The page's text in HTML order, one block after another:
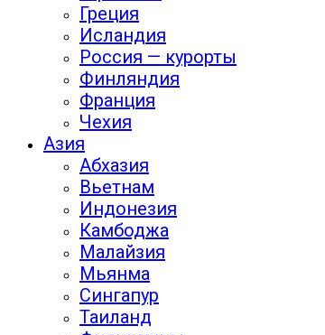
Греция
Исландия
Россия — курорты
Финляндия
Франция
Чехия
Азия
Абхазия
Вьетнам
Индонезия
Камбоджа
Малайзия
Мьянма
Сингапур
Таиланд